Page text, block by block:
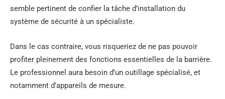
semble pertinent de confier la tâche d’installation du
système de sécurité à un spécialiste.
Dans le cas contraire, vous risqueriez de ne pas pouvoir
profiter pleinement des fonctions essentielles de la barrière.
Le professionnel aura besoin d’un outillage spécialisé, et
notamment d’appareils de mesure.